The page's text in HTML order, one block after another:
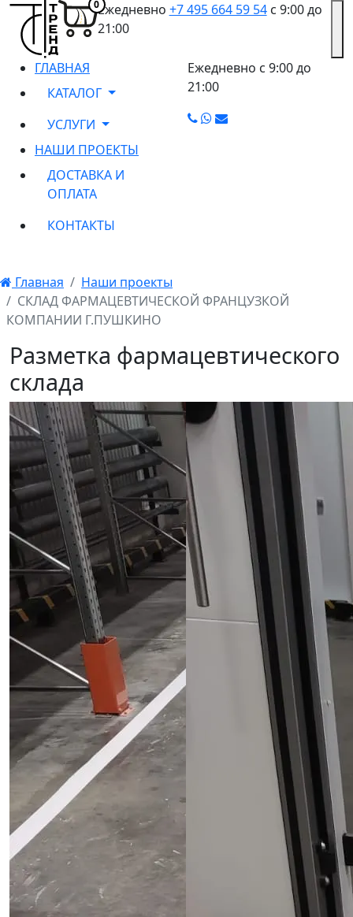
0Ежедневно +7 495 664 59 54с 9:00 до
21:00
ГЛАВНАЯ
КАТАЛОГ
УСЛУГИ
НАШИ ПРОЕКТЫ
ДОСТАВКА И
ОПЛАТА
КОНТАКТЫ
Ежедневно с 9:00до
21:00
Главная
Наши проекты
СКЛАД ФАРМАЦЕВТИЧЕСКОЙ ФРАНЦУЗКОЙ
КОМПАНИИ Г.ПУШКИНО
Разметка фармацевтического
склада